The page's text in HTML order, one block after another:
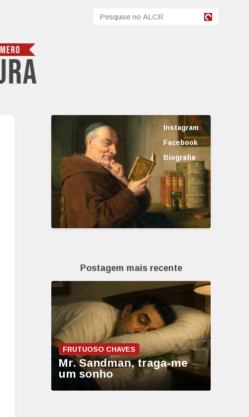
Instagram
Facebook
Biografia
Postagem mais recente
FRUTUOSO CHAVES
Mr. Sandman, traga-me
um sonho